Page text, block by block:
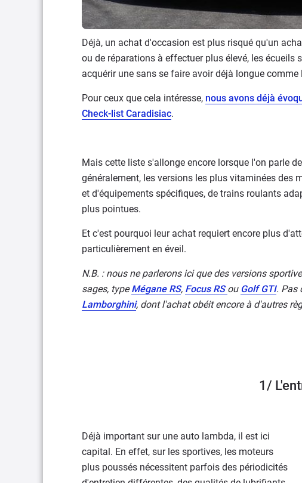
Déjà, un achat d'occasion est plus risqué qu'un
ou de réparations à effectuer plus élevé, les écueils
acquérir une sans se faire avoir déjà longue comme
Pour ceux que cela intéresse, nous avons déjà
Check-list Caradisiac.
Mais cette liste s'allonge encore lorsque l'on parle
généralement, les versions les plus vitaminées des
et d'équipements spécifiques, de trains roulants
plus pointues.
Et c'est pourquoi leur achat requiert encore plus
particulièrement en éveil.
N.B. : nous ne parlerons ici que des versions
sages, typeMégane RS, Focus RSou Golf GTI. Pas
Lamborghini, dont l'achat obéit encore à d'autres
1/
Déjà important sur une auto lambda, il est ici
capital. En effet, sur les sportives, les moteurs
plus poussés nécessitent parfois des périodicités